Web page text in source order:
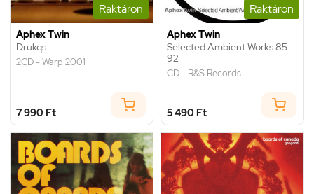
Raktáron
Aphex Twin
Drukqs
2CD - Warp 2001
7 990 Ft
Raktáron
Aphex Twin
Selected Ambient Works 85-
92
CD - R&S Records
5 490 Ft